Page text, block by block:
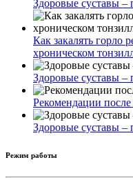
Здоровые суставы –
Как закалять горло
хроническом
Здоровые суставы –
Рекомендации после
Здоровые суставы –
Режим работы